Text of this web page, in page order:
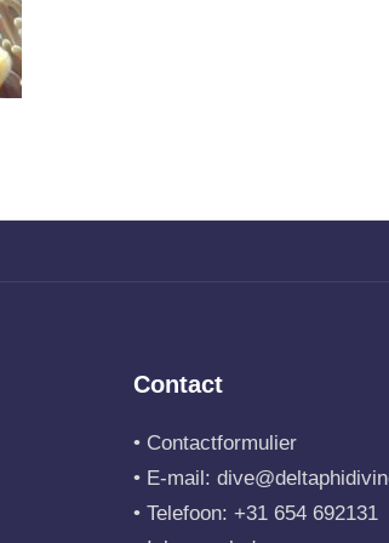
Contact
• Contactformulier
• E-mail:
• Telefoon: +31 654 692131